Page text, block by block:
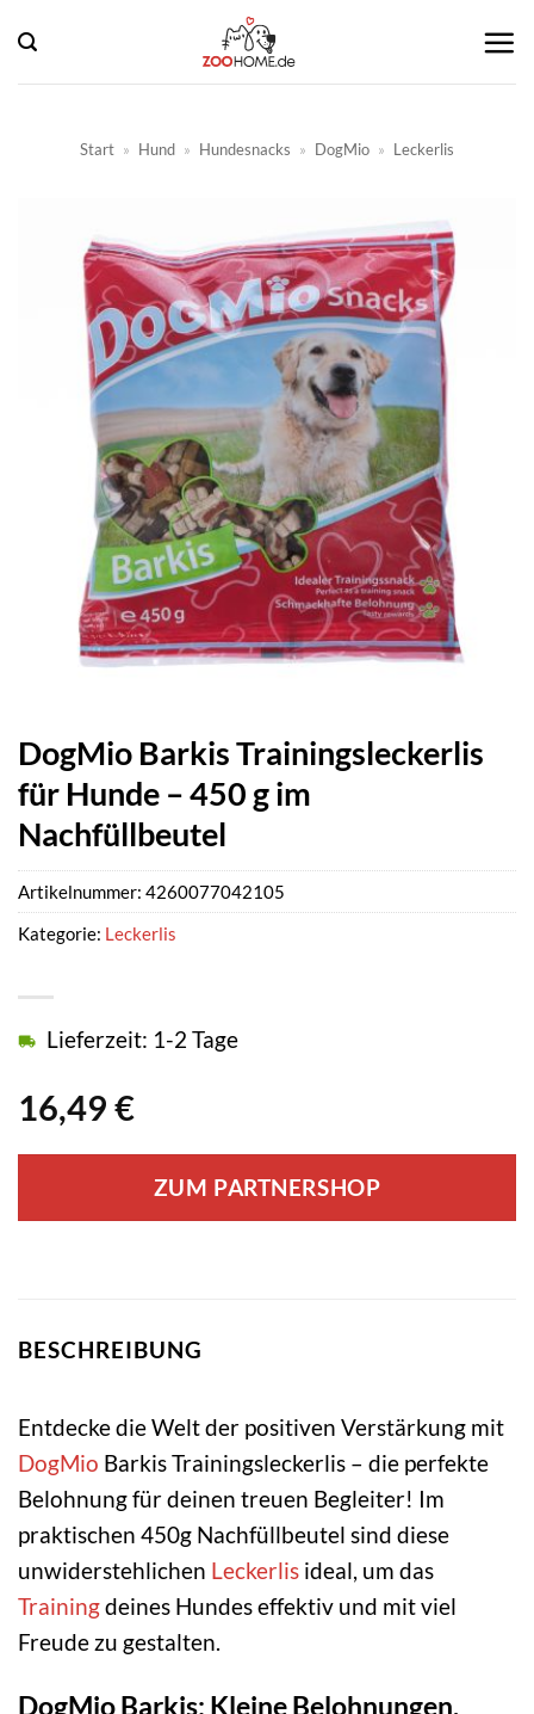
Inhalt
springen
Start » Hund » Hundesnacks » DogMio » Leckerlis
DogMio Barkis Trainingsleckerlis
für Hunde – 450 g im
Nachfüllbeutel
16,49 €
Lieferzeit: 1-2 Tage
ZUM PARTNERSHOP
Artikelnummer: 4260077042105
Kategorie: Leckerlis
BESCHREIBUNG
Entdecke die Welt der positiven Verstärkung mit
DogMio Barkis Trainingsleckerlis – die perfekte
Belohnung für deinen treuen Begleiter! Im
praktischen 450g Nachfüllbeutel sind diese
unwiderstehlichen Leckerlis ideal, um das
Trainingdeines Hundes effektiv und mit viel
Freude zu gestalten.
DogMio Barkis: Kleine Belohnungen,